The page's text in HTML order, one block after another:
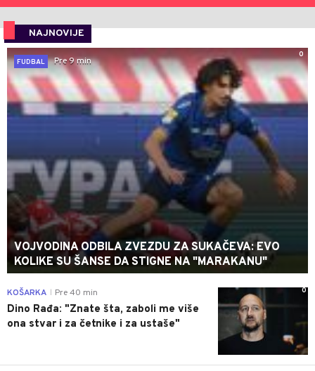
NAJNOVIJE
0
FUDBAL
Pre 9 min
VOJVODINA ODBILA ZVEZDU ZA SUKAČEVA: EVO
KOLIKE SU ŠANSE DA STIGNE NA "MARAKANU"
0
KOŠARKA Pre 40 min
Dino Rađa: "Znate šta, zaboli me više
ona stvar i za četnike i za ustaše"